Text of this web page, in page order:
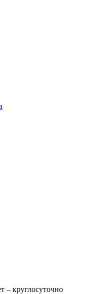
– круглосуточно